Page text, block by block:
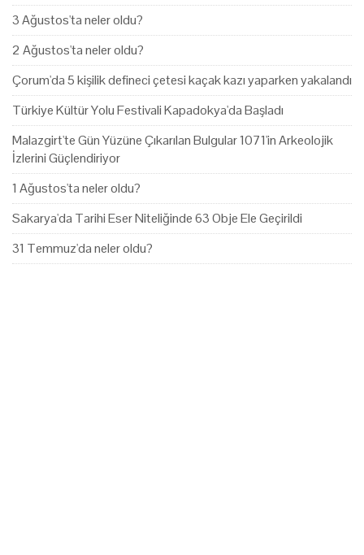
3 Ağustos'ta neler oldu?
2 Ağustos'ta neler oldu?
Çorum'da 5 kişilik defineci çetesi kaçak kazı yaparken yakalandı
Türkiye Kültür Yolu Festivali Kapadokya'da Başladı
Malazgirt'te Gün Yüzüne Çıkarılan Bulgular 1071'in Arkeolojik
İzlerini Güçlendiriyor
1 Ağustos'ta neler oldu?
Sakarya'da Tarihi Eser Niteliğinde 63 Obje Ele Geçirildi
31 Temmuz'da neler oldu?